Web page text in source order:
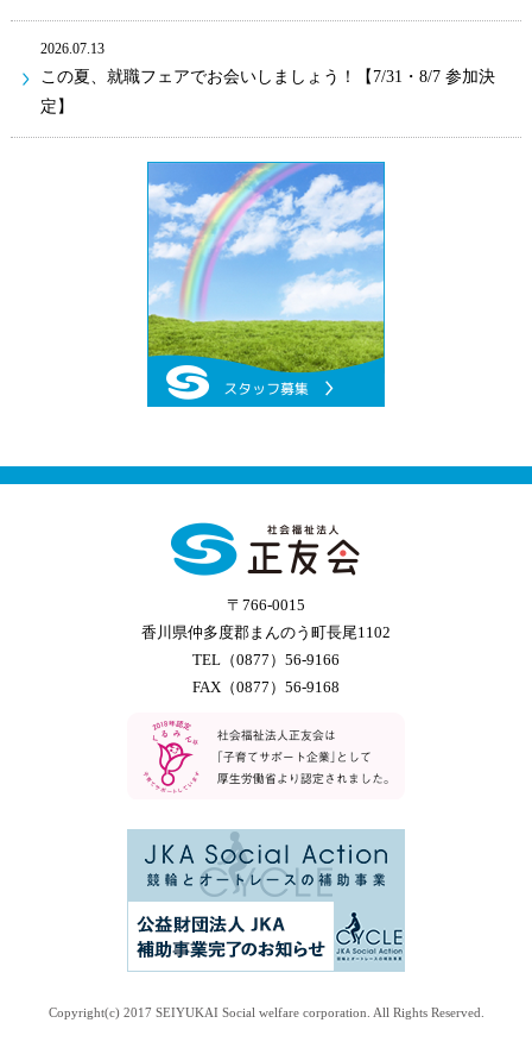
2026.07.13
この夏、就職フェアでお会いしましょう！【7/31・8/7 参加決
定】
〒766-0015
香川県仲多度郡まんのう町長尾1102
TEL（0877）56-9166
FAX（0877）56-9168
Copyright(c) 2017 SEIYUKAI Social welfare corporation. All Rights Reserved.